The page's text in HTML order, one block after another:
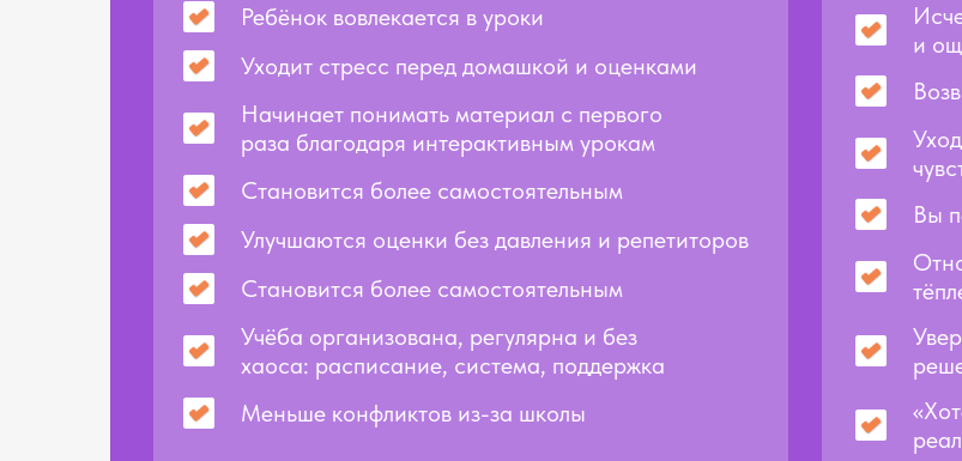
Вы
и
Меньше конфликтов из-за школы
Учёба организована, регулярна и без
хаоса: расписание, система, поддержка
Становится более самостоятельным
Улучшаются оценки без давления и репетиторов
Становится более самостоятельным
Начинает понимать материал с первого
раза благодаря интерактивным урокам
Уходит стресс перед домашкой и оценками
Ребёнок вовлекается в уроки